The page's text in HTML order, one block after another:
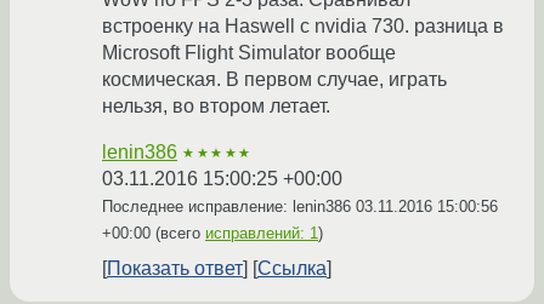
встроенку на Haswell с nvidia 730. разница в
Microsoft Flight Simulator вообще
космическая. В первом случае, играть
нельзя, во втором летает.
lenin386 ★★★★★
03.11.2016 15:00:25 +00:00
Последнее исправление: lenin386 03.11.2016 15:00:56
+00:00 (всего исправлений: 1)
Показать ответ Ссылка